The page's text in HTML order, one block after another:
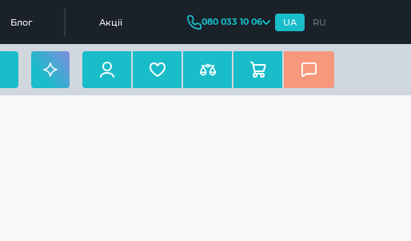
Блог Акції 080 033 10 06 UA RU